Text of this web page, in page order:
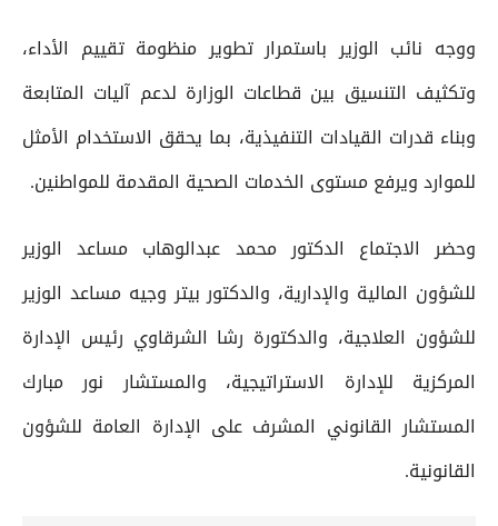
ووجه نائب الوزير باستمرار تطوير منظومة تقييم الأداء،
وتكثيف التنسيق بين قطاعات الوزارة لدعم آليات المتابعة
وبناء قدرات القيادات التنفيذية، بما يحقق الاستخدام الأمثل
للموارد ويرفع مستوى الخدمات الصحية المقدمة للمواطنين.
وحضر الاجتماع الدكتور محمد عبدالوهاب مساعد الوزير
للشؤون المالية والإدارية، والدكتور بيتر وجيه مساعد الوزير
للشؤون العلاجية، والدكتورة رشا الشرقاوي رئيس الإدارة
المركزية للإدارة الاستراتيجية، والمستشار نور مبارك
المستشار القانوني المشرف على الإدارة العامة للشؤون
القانونية.